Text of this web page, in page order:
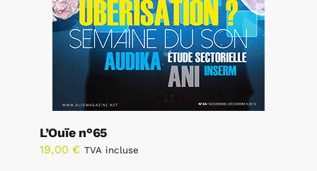
L’Ouïe n°65
19,00 € TVA incluse